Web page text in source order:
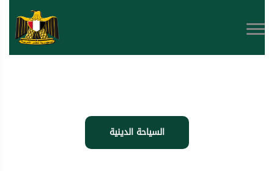
السياحة الدينية